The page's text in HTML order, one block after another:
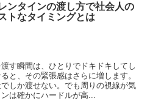
ンタインの渡し方で社会人の
トなタイミングとは
す瞬間は、ひとりでドキドキしてし
と、その緊張感はさらに増します。
しか渡せない。でも周りの視線が気
は確かにハードルが高...